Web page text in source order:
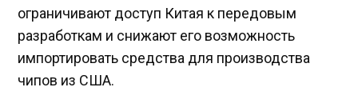
ограничивают доступ Китая к передовым
разработкам и снижают его возможность
импортировать средства для производства
чипов из США.